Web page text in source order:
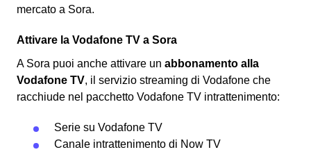
mercato a Sora.
Attivare la Vodafone TV a Sora
A Sora puoi anche attivare un abbonamento alla
Vodafone TV, il servizio streaming di Vodafone che
racchiude nel pacchetto Vodafone TV intrattenimento:
Serie su Vodafone TV
Canale intrattenimento di Now TV